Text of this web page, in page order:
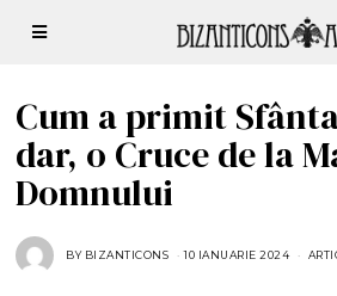
Cum a primit
dar, o Cruce de la
Domnului
BY BIZANTICONS 10 IANUARIE 2024